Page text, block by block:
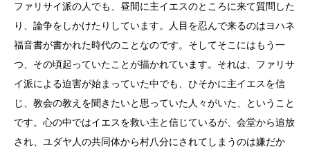
ファリサイ派の人でも、昼間に主イエスのところに来て質問した
り、論争をしかけたりしています。人目を忍んで来るのはヨハネ
福音書が書かれた時代のことなのです。そしてそこにはもう一
つ、その頃起っていたことが描かれています。それは、ファリサ
イ派による迫害が始まっていた中でも、ひそかに主イエスを信
じ、教会の教えを聞きたいと思っていた人々がいた、ということ
です。心の中ではイエスを救い主と信じているが、会堂から追放
され、ユダヤ人の共同体から村八分にされてしまうのは嫌だか